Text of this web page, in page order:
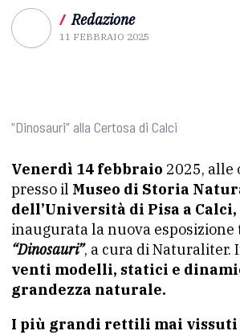
/ Redazione
11 FEBBRAIO 2025
“Dinosauri” alla Certosa di Calci
Venerdì 14 febbraio 2025, alle
presso il Museo di Storia
dell’Università di Pisa a Calci,
inaugurata la nuova esposizione
“Dinosauri”, a cura di Naturaliter.
venti modelli, statici e
grandezza naturale.
I più grandi rettili mai vissuti